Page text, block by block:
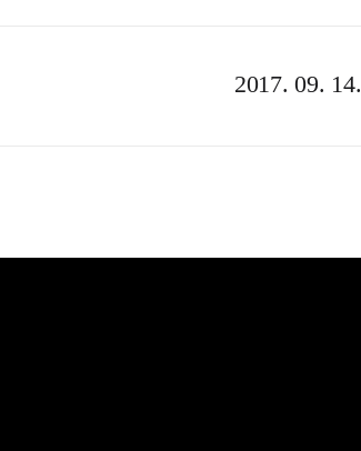
2017. 09. 14.